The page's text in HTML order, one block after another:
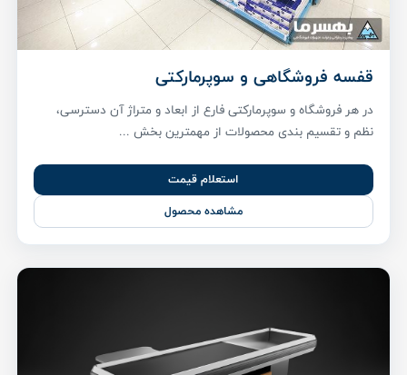
قفسه فروشگاهی و سوپرمارکتی
در هر فروشگاه و سوپرمارکتی فارع از ابعاد و متراژ آن دسترسی،
نظم و تقسیم بندی محصولات از مهمترین بخش ...
استعلام قیمت
مشاهده محصول